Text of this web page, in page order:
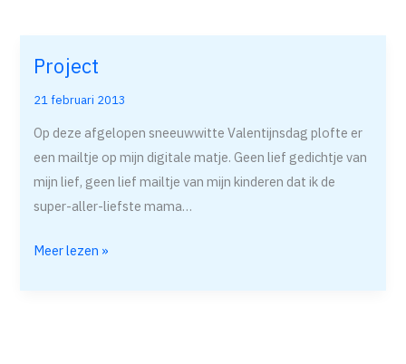
Project
21 februari 2013
Op deze afgelopen sneeuwwitte Valentijnsdag plofte er
een mailtje op mijn digitale matje. Geen lief gedichtje van
mijn lief, geen lief mailtje van mijn kinderen dat ik de
super-aller-liefste mama…
Project
Meer lezen »